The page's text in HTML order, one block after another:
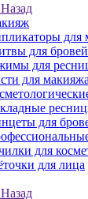
Назад
для
для бровей
для
для макияжа
для
для
для лица
Назад